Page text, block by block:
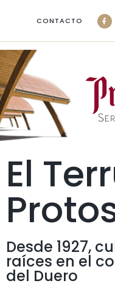
CONTACTO
El
Desde 1927,
raíces en el
del Duero